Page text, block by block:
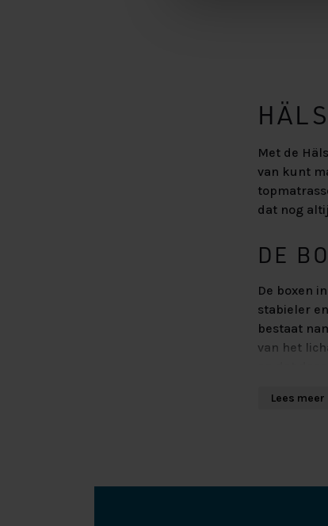
Met de
van kunt
dat nog
DE
De boxen
stabieler
bestaat
van het
slaapt, dan
namelijk
Lees meer